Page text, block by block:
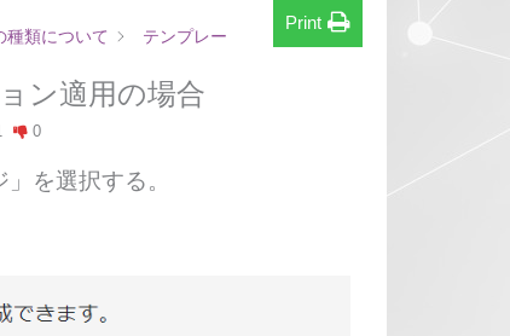
種類について
テンプレー
Print
ン適用の場合
0
を選択する。